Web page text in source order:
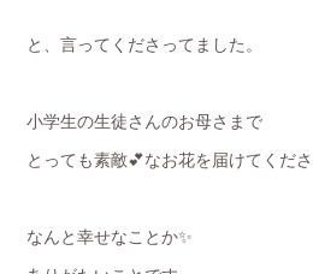
と、言ってくださってました。
小学生の生徒さんのお母さまで
とっても素敵💕なお花を届けてくださ
なんと幸せなことか✨